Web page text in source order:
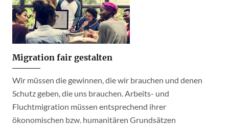
Migration fair gestalten
Wir müssen die gewinnen, die wir brauchen und denen
Schutz geben, die uns brauchen. Arbeits- und
Fluchtmigration müssen entsprechend ihrer
ökonomischen bzw. humanitären Grundsätzen